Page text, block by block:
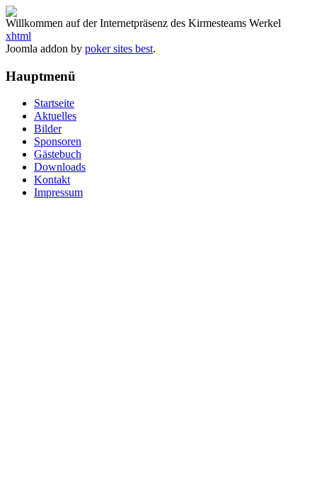
Willkommen auf der Internetpräsenz des Kirmesteams Werkel
xhtml
Joomla addon by poker sites best.
Hauptmenü
Startseite
Aktuelles
Bilder
Sponsoren
Gästebuch
Downloads
Kontakt
Impressum